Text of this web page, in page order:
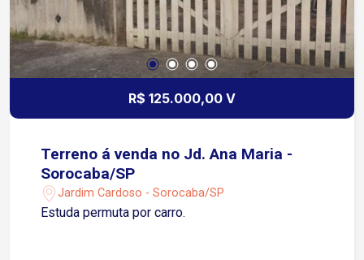
R$ 125.000,00 V
Terreno á venda no Jd. Ana Maria -
Sorocaba/SP
Jardim Cardoso - Sorocaba/SP
Estuda permuta por carro.